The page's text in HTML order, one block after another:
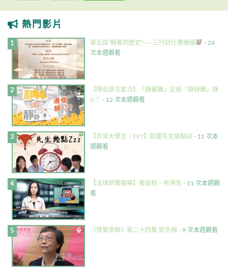
熱門影片
第五屆”醒著的歷史”——三行詩比賽徵稿
- 24
次本週觀看
【降低語言能力】「靜雞雞」定係「靜靜雞」靜
D？ - 12 次本週觀看
【非常大學生｜EP7】狐狸先生幾點訓 - 11 次本
週觀看
【法律新聞報導】被偷拍・有得告 - 11 次本週觀
看
《情繫學聯》第二十四集 劉冬梅 - 9 次本週觀看